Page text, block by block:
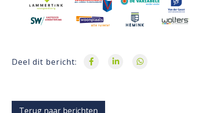
Deel dit bericht:
Terug naar berichten